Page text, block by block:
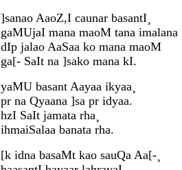
]sanao AaoZ,I caunar basantI¸
gaMUjaI mana maoM tana imalana
dIp jalao AaSaa ko mana maoM
ga[- SaIt na ]sako mana kI.
yaMU basant Aayaa ikyaa¸
pr na Qyaana ]sa pr idyaa.
hzI SaIt jamata rha¸
ihmaiSalaa banata rha.
[k idna basaMt kao sauQa Aa[-¸